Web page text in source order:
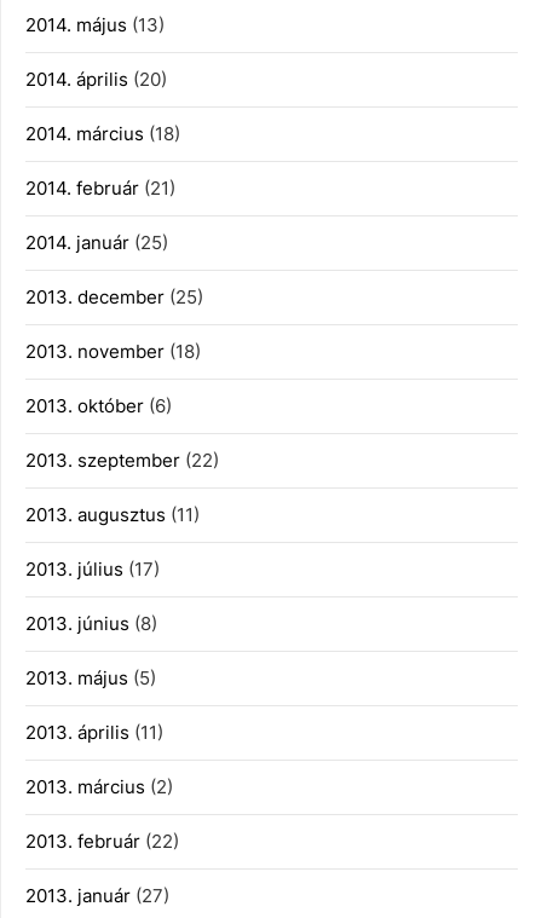
2014. május (13)
2014. április (20)
2014. március (18)
2014. február (21)
2014. január (25)
2013. december (25)
2013. november (18)
2013. október (6)
2013. szeptember (22)
2013. augusztus (11)
2013. július (17)
2013. június (8)
2013. május (5)
2013. április (11)
2013. március (2)
2013. február (22)
2013. január (27)